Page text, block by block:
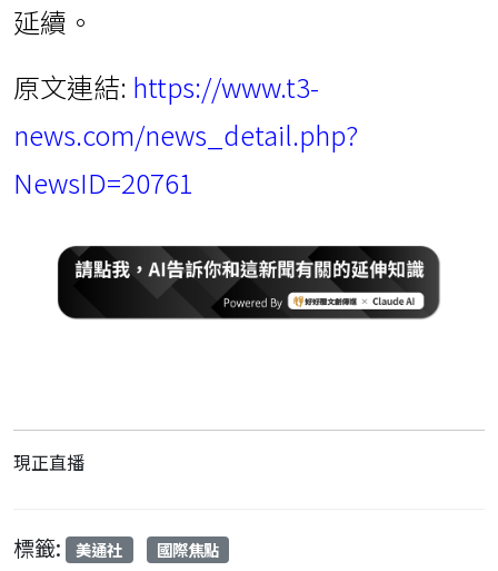
延續。
原文連結: https://www.t3-
news.com/news_detail.php?
NewsID=20761
現正直播
標籤: 美通社 國際焦點